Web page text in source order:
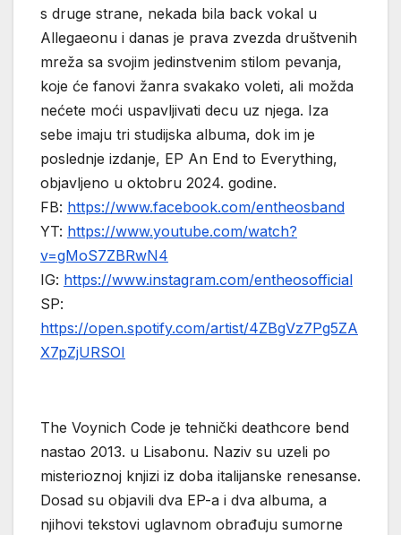
s druge strane, nekada bila back vokal u
Allegaeonu i danas je prava zvezda društvenih
mreža sa svojim jedinstvenim stilom pevanja,
koje će fanovi žanra svakako voleti, ali možda
nećete moći uspavljivati decu uz njega. Iza
sebe imaju tri studijska albuma, dok im je
poslednje izdanje, EP An End to Everything,
objavljeno u oktobru 2024. godine.
FB: https://www.facebook.com/entheosband
YT: https://www.youtube.com/watch?
v=gMoS7ZBRwN4
IG: https://www.instagram.com/entheosofficial
SP:
https://open.spotify.com/artist/4ZBgVz7Pg5ZA
X7pZjURSOI
The Voynich Code je tehnički deathcore bend
nastao 2013. u Lisabonu. Naziv su uzeli po
misterioznoj knjizi iz doba italijanske renesanse.
Dosad su objavili dva EP-a i dva albuma, a
njihovi tekstovi uglavnom obrađuju sumorne